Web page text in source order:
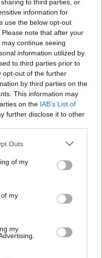
to third parties, or
information for
use the below opt-out
note that after your
continue seeing
information utilized by
to third parties prior to
opt-out of the further
by third parties on the
This information may
on the IAB’s List of
further disclose it to other
Outs
of my
my
my